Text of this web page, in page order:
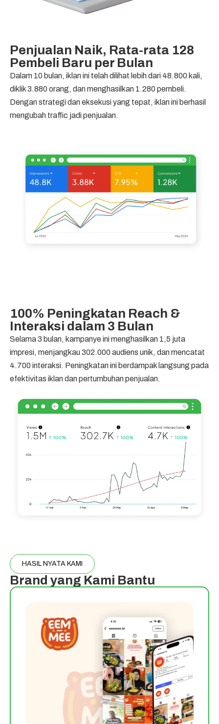
Penjualan Naik, Rata-rata 128
Pembeli Baru per Bulan
Dalam 10 bulan, iklan ini telah dilihat lebih dari 48.800 kali,
diklik 3.880 orang, dan menghasilkan 1.280 pembeli.
Dengan strategi dan eksekusi yang tepat, iklan ini berhasil
mengubah traffic jadi penjualan.
100% Peningkatan Reach &
Interaksi dalam 3 Bulan
Selama 3 bulan, kampanye ini menghasilkan 1,5 juta
impresi, menjangkau 302.000 audiens unik, dan mencatat
4.700 interaksi. Peningkatan ini berdampak langsung pada
efektivitas iklan dan pertumbuhan penjualan.
HASIL NYATA KAMI
Brand yang Kami Bantu